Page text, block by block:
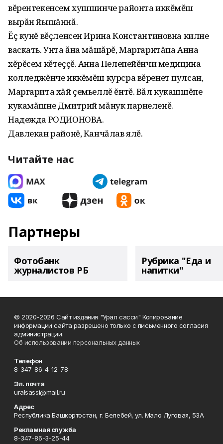
вĕрентекенсем хушшинче районта иккĕмĕш
вырăн йышăннă.
Ĕç кунĕ вĕçленсен Ирина Константиновна килне
васкать. Унта ăна мăшăрĕ, Маргаритăпа Анна
хĕрĕсем кĕтеççĕ. Анна Пелепейĕнчи медицина
колледжĕнче иккĕмĕш курсра вĕренет пулсан,
Маргарита хăй çемьеллĕ ĕнтĕ. Вăл кукашшĕпе
кукамăшне Дмитрий мăнук парнеленĕ.
Надежда РОДИОНОВА.
Давлекан районĕ, Канчăлав ялĕ.
Читайте нас
Партнеры
Фотобанк
журналистов РБ
Рубрика "Еда и
напитки"
© 2020-2026 Сайт издания "Урал сасси" Копирование
информации сайта разрешено только с письменного согласия
администрации.
Об использовании персональных данных
Телефон
8-347-86-4-12-78
Эл. почта
uralsassi@mail.ru
Адрес
Республика Башкортостан, г. Белебей, ул. Мало Луговая, 53А
Рекламная служба
8-347-86-3-25-44